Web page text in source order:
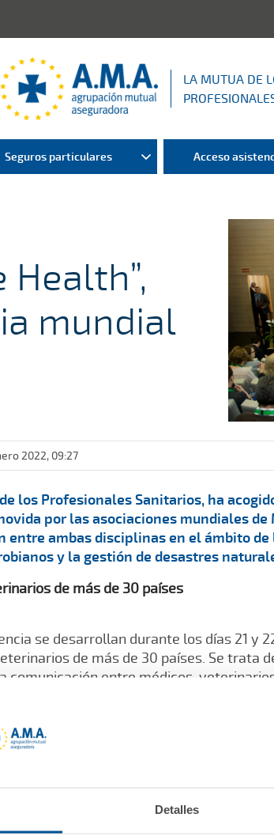
Detalles
LA MUTUA DE
Seguros particulares Acceso
Health”,
mundial
2022, 09:27
los Profesionales Sanitarios, ha
por las asociaciones mundiales
ambas disciplinas en el ámbito
y la gestión de desastres
de más de 30 países
se desarrollan durante los días 21 y
de más de 30 países. Se trata
comunicación entre médicos,
global intervino el doctor
de la Asociación Veterinaria